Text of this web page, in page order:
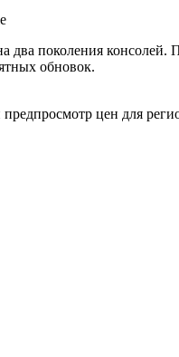
два поколения
обновок.
цен для